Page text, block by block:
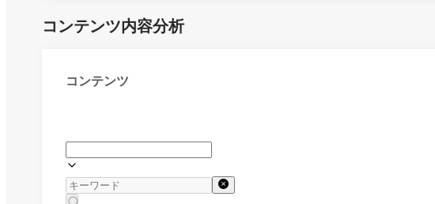
コンテンツ内容分析
コンテンツ